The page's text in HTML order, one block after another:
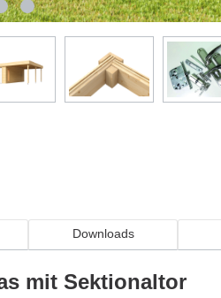
Downloads
mit Sektionaltor